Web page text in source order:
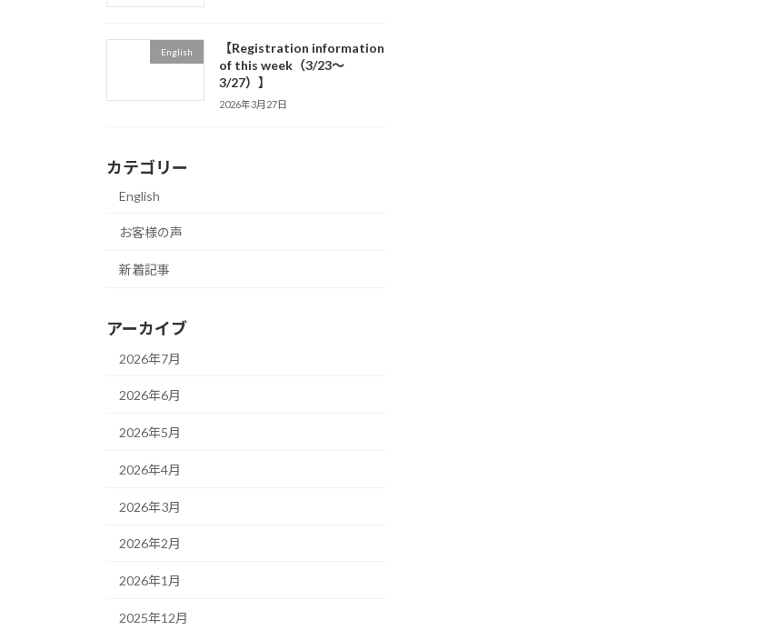
English
【Registration information
of this week（3/23～
3/27）】
2026年3月27日
カテゴリー
English
お客様の声
新着記事
アーカイブ
2026年7月
2026年6月
2026年5月
2026年4月
2026年3月
2026年2月
2026年1月
2025年12月